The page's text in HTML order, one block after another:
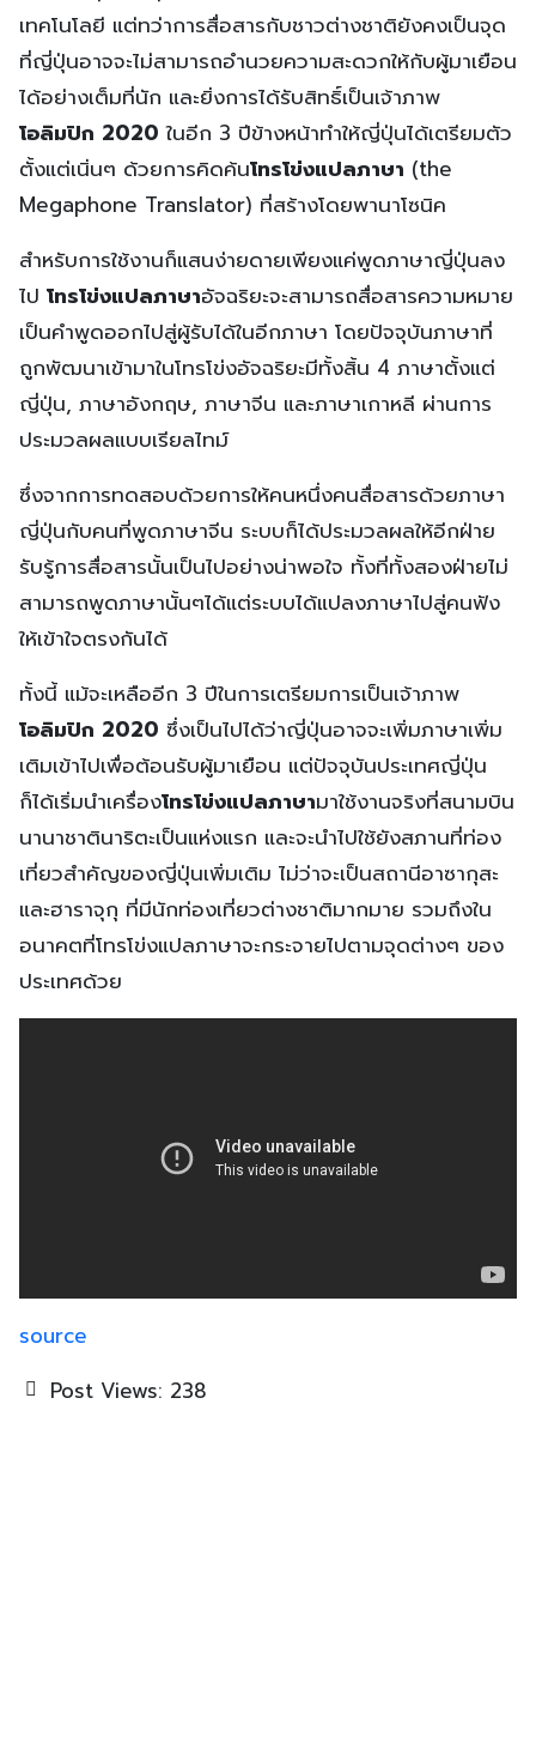
เทคโนโลยี แต่ทว่าการสื่อสารกับชาวต่างชาติยังคงเป็นจุด
ที่ญี่ปุ่นอาจจะไม่สามารถอำนวยความสะดวกให้กับผู้มาเยือน
ได้อย่างเต็มที่นัก และยิ่งการได้รับสิทธิ์เป็นเจ้าภาพ
โอลิมปิก 2020 ในอีก 3 ปีข้างหน้าทำให้ญี่ปุ่นได้เตรียมตัว
ตั้งแต่เนิ่นๆ ด้วยการคิดค้นโทรโข่งแปลภาษา (the
Megaphone Translator) ที่สร้างโดยพานาโซนิค
สำหรับการใช้งานก็แสนง่ายดายเพียงแค่พูดภาษาญี่ปุ่นลง
ไป โทรโข่งแปลภาษาอัจฉริยะจะสามารถสื่อสารความหมาย
เป็นคำพูดออกไปสู่ผู้รับได้ในอีกภาษา โดยปัจจุบันภาษาที่
ถูกพัฒนาเข้ามาในโทรโข่งอัจฉริยะมีทั้งสิ้น 4 ภาษาตั้งแต่
ญี่ปุ่น, ภาษาอังกฤษ, ภาษาจีน และภาษาเกาหลี ผ่านการ
ประมวลผลแบบเรียลไทม์
ซึ่งจากการทดสอบด้วยการให้คนหนึ่งคนสื่อสารด้วยภาษา
ญี่ปุ่นกับคนที่พูดภาษาจีน ระบบก็ได้ประมวลผลให้อีกฝ่าย
รับรู้การสื่อสารนั้นเป็นไปอย่างน่าพอใจ ทั้งที่ทั้งสองฝ่ายไม่
สามารถพูดภาษานั้นๆได้แต่ระบบได้แปลงภาษาไปสู่คนฟัง
ให้เข้าใจตรงกันได้
ทั้งนี้ แม้จะเหลืออีก 3 ปีในการเตรียมการเป็นเจ้าภาพ
โอลิมปิก 2020 ซึ่งเป็นไปได้ว่าญี่ปุ่นอาจจะเพิ่มภาษาเพิ่ม
เติมเข้าไปเพื่อต้อนรับผู้มาเยือน แต่ปัจจุบันประเทศญี่ปุ่น
ก็ได้เริ่มนำเครื่องโทรโข่งแปลภาษามาใช้งานจริงที่สนามบิน
นานาชาตินาริตะเป็นแห่งแรก และจะนำไปใช้ยังสภานที่ท่อง
เที่ยวสำคัญของญี่ปุ่นเพิ่มเติม ไม่ว่าจะเป็นสถานีอาซากุสะ
และฮาราจุกุ ที่มีนักท่องเที่ยวต่างชาติมากมาย รวมถึงใน
อนาคตที่โทรโข่งแปลภาษาจะกระจายไปตามจุดต่างๆ ของ
ประเทศด้วย
source
Post Views: 238